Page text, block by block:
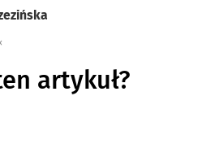
artykuł?